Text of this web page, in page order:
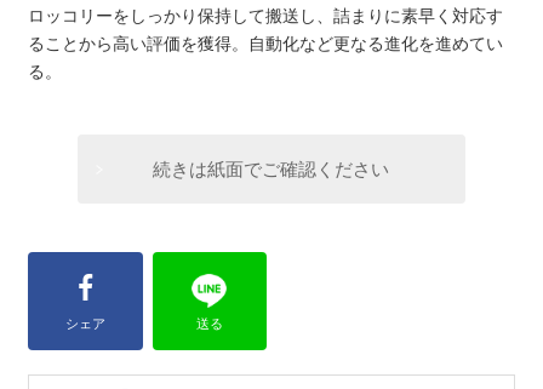
ロッコリーをしっかり保持して搬送し、詰まりに素早く対応す
ることから高い評価を獲得。自動化など更なる進化を進めてい
る。
続きは紙面でご確認ください
シェア 送る